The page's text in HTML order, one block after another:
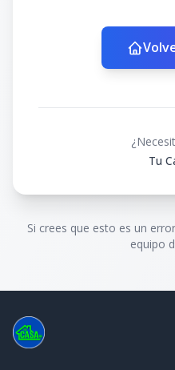
Tu
Si crees que esto es un
equipo